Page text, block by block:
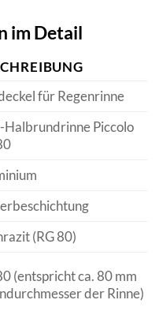
im Detail
für Regenrinne
Halbrundrinne Piccolo
(RG 80)
(entspricht ca. 80 mm
der Rinne)